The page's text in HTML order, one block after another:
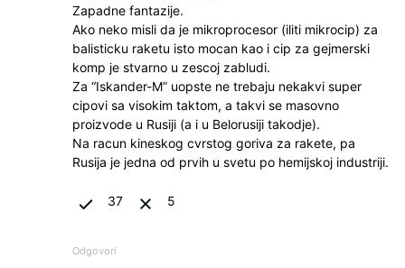
Zapadne fantazije.
Ako neko misli da je mikroprocesor (iliti mikrocip) za
balisticku raketu isto mocan kao i cip za gejmerski
komp je stvarno u zescoj zabludi.
Za “Iskander-M” uopste ne trebaju nekakvi super
cipovi sa visokim taktom, a takvi se masovno
proizvode u Rusiji (a i u Belorusiji takodje).
Na racun kineskog cvrstog goriva za rakete, pa
Rusija je jedna od prvih u svetu po hemijskoj industriji.
37 5
Odgovori